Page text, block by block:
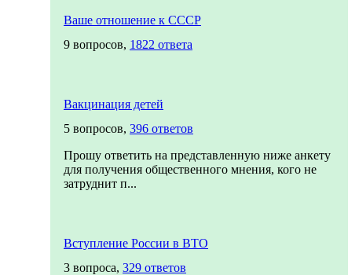
Ваше отношение к СССР
9 вопросов, 1822 ответа
Вакцинация детей
5 вопросов, 396 ответов
Прошу ответить на представленную ниже анкету
для получения общественного мнения, кого не
затруднит п...
Вступление России в ВТО
3 вопроса, 329 ответов